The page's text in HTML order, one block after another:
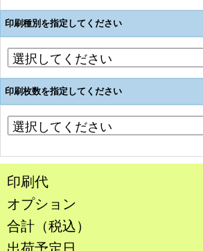
印刷種別を指定してください
印刷枚数を指定してください
印刷代
オプション
合計（税込）